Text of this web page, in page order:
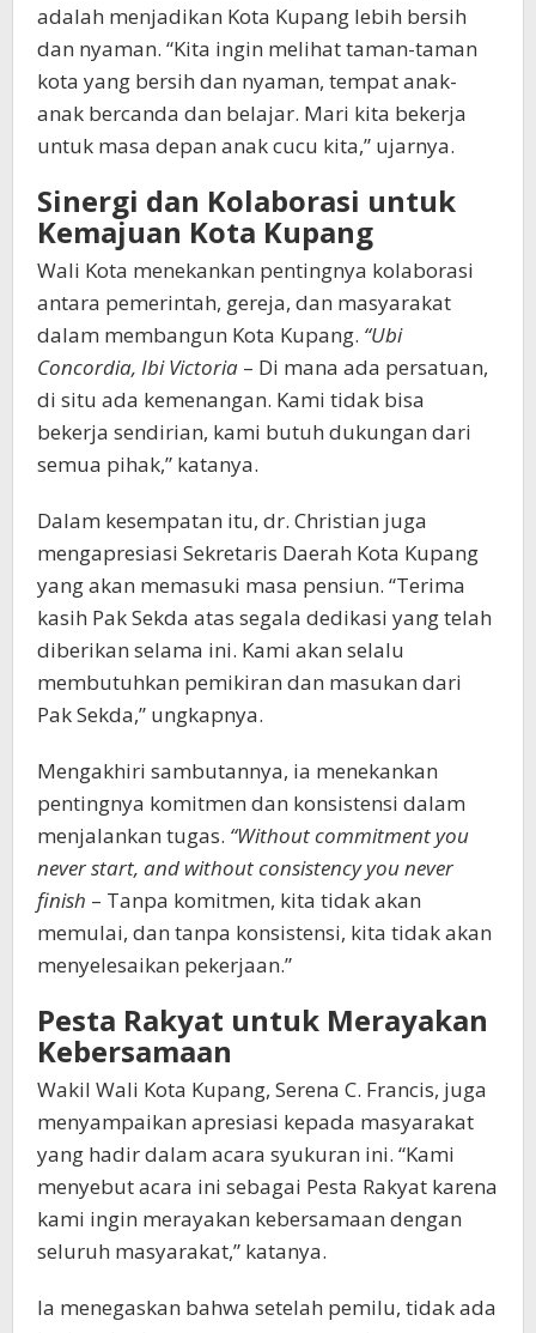
adalah menjadikan Kota Kupang lebih bersih
dan nyaman. “Kita ingin melihat taman-taman
kota yang bersih dan nyaman, tempat anak-
anak bercanda dan belajar. Mari kita bekerja
untuk masa depan anak cucu kita,” ujarnya.
Sinergi dan Kolaborasi untuk
Kemajuan Kota Kupang
Wali Kota menekankan pentingnya kolaborasi
antara pemerintah, gereja, dan masyarakat
dalam membangun Kota Kupang. “Ubi
Concordia, Ibi Victoria – Di mana ada persatuan,
di situ ada kemenangan. Kami tidak bisa
bekerja sendirian, kami butuh dukungan dari
semua pihak,” katanya.
Dalam kesempatan itu, dr. Christian juga
mengapresiasi Sekretaris Daerah Kota Kupang
yang akan memasuki masa pensiun. “Terima
kasih Pak Sekda atas segala dedikasi yang telah
diberikan selama ini. Kami akan selalu
membutuhkan pemikiran dan masukan dari
Pak Sekda,” ungkapnya.
Mengakhiri sambutannya, ia menekankan
pentingnya komitmen dan konsistensi dalam
menjalankan tugas. “Without commitment you
never start, and without consistency you never
finish – Tanpa komitmen, kita tidak akan
memulai, dan tanpa konsistensi, kita tidak akan
menyelesaikan pekerjaan.”
Pesta Rakyat untuk Merayakan
Kebersamaan
Wakil Wali Kota Kupang, Serena C. Francis, juga
menyampaikan apresiasi kepada masyarakat
yang hadir dalam acara syukuran ini. “Kami
menyebut acara ini sebagai Pesta Rakyat karena
kami ingin merayakan kebersamaan dengan
seluruh masyarakat,” katanya.
Ia menegaskan bahwa setelah pemilu, tidak ada